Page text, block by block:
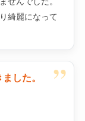
綺麗になって
”
した。